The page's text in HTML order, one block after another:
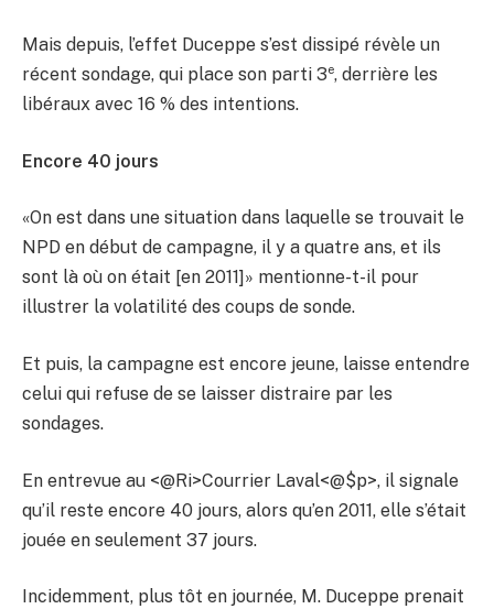
Mais depuis, l’effet Duceppe s’est dissipé révèle un
récent sondage, qui place son parti 3e, derrière les
libéraux avec 16 % des intentions.
Encore 40 jours
«On est dans une situation dans laquelle se trouvait le
NPD en début de campagne, il y a quatre ans, et ils
sont là où on était [en 2011]» mentionne-t-il pour
illustrer la volatilité des coups de sonde.
Et puis, la campagne est encore jeune, laisse entendre
celui qui refuse de se laisser distraire par les
sondages.
En entrevue au <@Ri>Courrier Laval<@$p>, il signale
qu’il reste encore 40 jours, alors qu’en 2011, elle s’était
jouée en seulement 37 jours.
Incidemment, plus tôt en journée, M. Duceppe prenait